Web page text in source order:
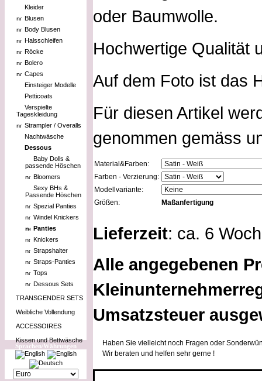
Kleider
Blusen
Body Blusen
Halsschleifen
Röcke
Bolero
Capes
Einsteiger Modelle
Petticoats
Verspielte
Tageskleidung
Strampler / Overalls
Nachtwäsche
Dessous
Baby Dolls &
passende Höschen
Bloomers
Sexy BHs &
Passende Höschen
Spezial Panties
Windel Knickers
Panties
Knickers
Strapshalter
Straps-Panties
Tops
Dessous Sets
TRANSGENDER SETS
Weibliche Vollendung
ACCESSOIRES
Kissen und Bettwäsche
Sprachen/Währungen
oder Baumwolle.
Hochwertige Qualität
Auf dem Foto ist das
Für diesen Artikel
genommen gemäss
Material&Farben:
Farben - Verzierung:
Modellvariante:
Größen:
Maßanfertigung
Lieferzeit: ca. 6
Alle angegebenen
Umsatzsteuer
Haben Sie vielleicht noch Fragen oder
Wir beraten und helfen sehr gerne !